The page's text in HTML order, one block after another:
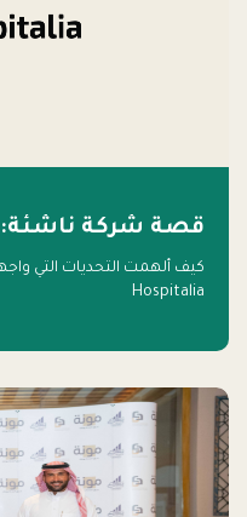
قصة شركة ناشئة: Hospitalia
كيف ألهمت التحديات التي
Hospitalia